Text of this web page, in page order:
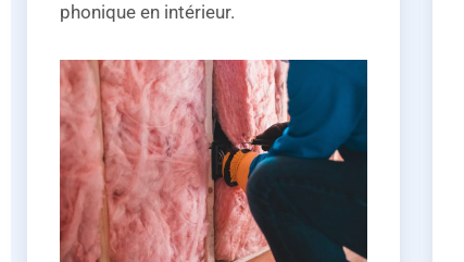
phonique en intérieur.